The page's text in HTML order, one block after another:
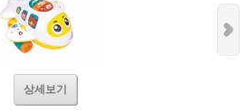
상세보기